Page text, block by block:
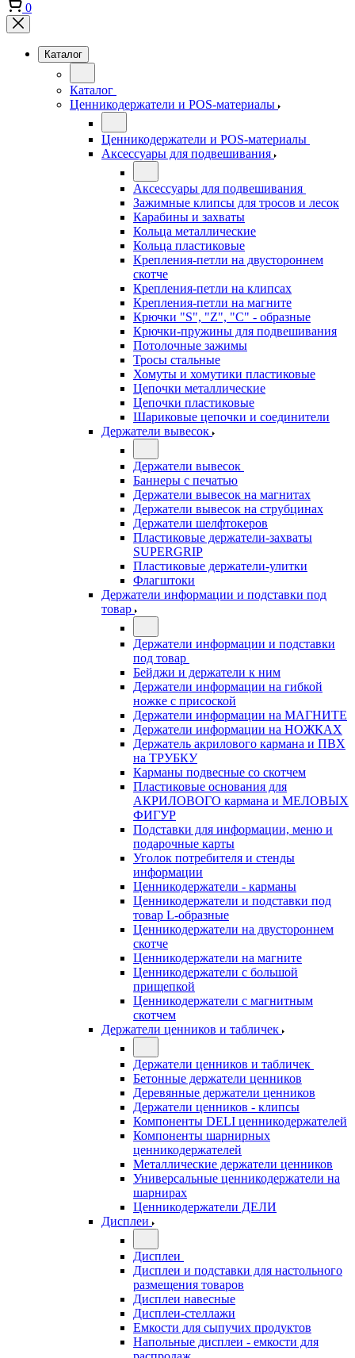
0
Каталог
Каталог
Ценникодержатели и POS-материалы
Ценникодержатели и POS-материалы
Аксессуары для подвешивания
Аксессуары для подвешивания
Зажимные клипсы для тросов и лесок
Карабины и захваты
Кольца металлические
Кольца пластиковые
Крепления-петли на двустороннем
скотче
Крепления-петли на клипсах
Крепления-петли на магните
Крючки "S", "Z", "C" - образные
Крючки-пружины для подвешивания
Потолочные зажимы
Тросы стальные
Хомуты и хомутики пластиковые
Цепочки металлические
Цепочки пластиковые
Шариковые цепочки и соединители
Держатели вывесок
Держатели вывесок
Баннеры с печатью
Держатели вывесок на магнитах
Держатели вывесок на струбцинах
Держатели шелфтокеров
Пластиковые держатели-захваты
SUPERGRIP
Пластиковые держатели-улитки
Флагштоки
Держатели информации и подставки под
товар
Держатели информации и подставки
под товар
Бейджи и держатели к ним
Держатели информации на гибкой
ножке с присоской
Держатели информации на МАГНИТЕ
Держатели информации на НОЖКАХ
Держатель акрилового кармана и ПВХ
на ТРУБКУ
Карманы подвесные со скотчем
Пластиковые основания для
АКРИЛОВОГО кармана и МЕЛОВЫХ
ФИГУР
Подставки для информации, меню и
подарочные карты
Уголок потребителя и стенды
информации
Ценникодержатели - карманы
Ценникодержатели и подставки под
товар L-образные
Ценникодержатели на двустороннем
скотче
Ценникодержатели на магните
Ценникодержатели с большой
прищепкой
Ценникодержатели с магнитным
скотчем
Держатели ценников и табличек
Держатели ценников и табличек
Бетонные держатели ценников
Деревянные держатели ценников
Держатели ценников - клипсы
Компоненты DELI ценникодержателей
Компоненты шарнирных
ценникодержателей
Металлические держатели ценников
Универсальные ценникодержатели на
шарнирах
Ценникодержатели ДЕЛИ
Дисплеи
Дисплеи
Дисплеи и подставки для настольного
размещения товаров
Дисплеи навесные
Дисплеи-стеллажи
Емкости для сыпучих продуктов
Напольные дисплеи - емкости для